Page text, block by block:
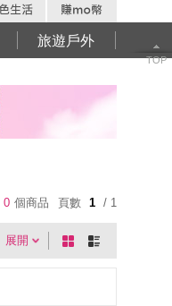
旅遊戶外
0 個商品 頁數 1 / 1
展開
棋
盤
列
TOP